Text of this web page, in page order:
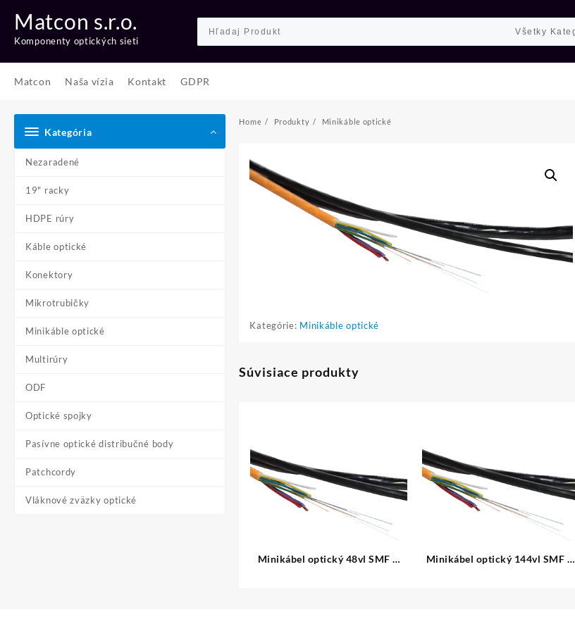
content
Matcon s.r.o.
Komponenty optických sieti
Matcon Naša vízia Kontakt GDPR
Kategória
Nezaradené
19" racky
HDPE rúry
Káble optické
Konektory
Mikrotrubičky
Minikáble optické
Multirúry
ODF
Optické spojky
Pasívne optické distribučné body
Patchcordy
Vláknové zväzky optické
Home Produkty Minikáble optické
Kategórie: Minikáble optické
Súvisiace produkty
Minikábel optický 48vl SMF D
Minikábel optický 144vl SMF D